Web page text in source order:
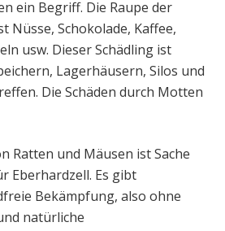
ein Begriff. Die Raupe der
Schokolade, Kaffee,
usw. Dieser Schädling ist
Lagerhäusern, Silos und
Die Schäden durch Motten
Ratten und Mäusen ist Sache
Eberhardzell. Es gibt
Bekämpfung, also ohne
natürliche